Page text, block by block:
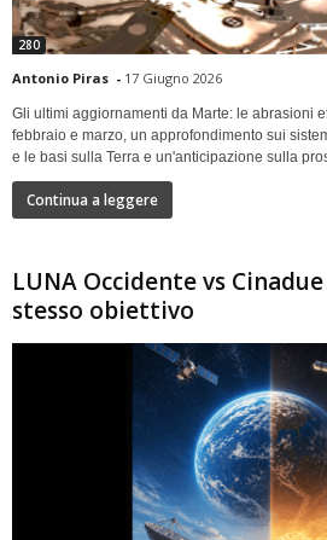
280
Antonio Piras - 17 Giugno 2026
Gli ultimi aggiornamenti da Marte: le abrasioni
febbraio e marzo, un approfondimento sui
e le basi sulla Terra e un'anticipazione sulla
Continua a leggere
LUNA Occidente vs
stesso obiettivo